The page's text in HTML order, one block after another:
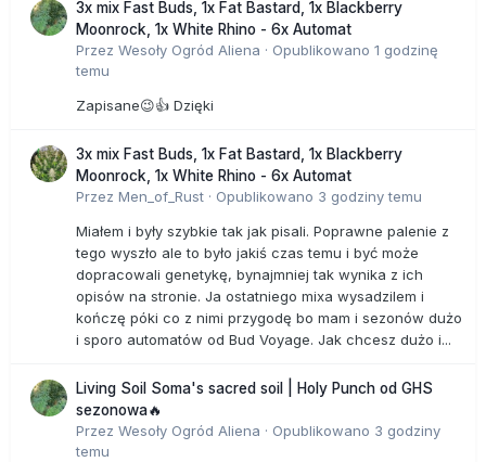
3x mix Fast Buds, 1x Fat Bastard, 1x Blackberry
Moonrock, 1x White Rhino - 6x Automat
Przez Wesoły Ogród Aliena · Opublikowano 1 godzinę
temu
Zapisane😉👍 Dzięki
3x mix Fast Buds, 1x Fat Bastard, 1x Blackberry
Moonrock, 1x White Rhino - 6x Automat
Przez Men_of_Rust · Opublikowano 3 godziny temu
Miałem i były szybkie tak jak pisali. Poprawne palenie z
tego wyszło ale to było jakiś czas temu i być może
dopracowali genetykę, bynajmniej tak wynika z ich
opisów na stronie. Ja ostatniego mixa wysadzilem i
kończę póki co z nimi przygodę bo mam i sezonów dużo
i sporo automatów od Bud Voyage. Jak chcesz dużo i...
Living Soil Soma's sacred soil | Holy Punch od GHS
sezonowa🔥
Przez Wesoły Ogród Aliena · Opublikowano 3 godziny
temu